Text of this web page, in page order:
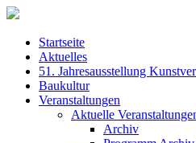
Startseite
Aktuelles
51. Jahresausstellung
Baukultur
Veranstaltungen
Aktuelle
Archiv